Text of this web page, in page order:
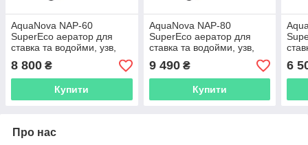
AquaNova NAP-60
SuperEco аератор для
ставка та водойми, узв,
8 800 ₴
Купити
AquaNova NAP-80
SuperEco аератор для
ставка та водойми, узв,
9 490₴
Купити
6
Про нас